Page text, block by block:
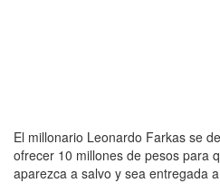
El millonario Leonardo Farkas se
ofrecer 10 millones de pesos para
aparezca a salvo y sea entregada